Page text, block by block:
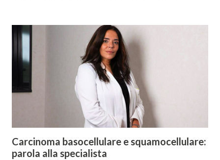
Carcinoma basocellulare e squamocellulare:
parola alla specialista